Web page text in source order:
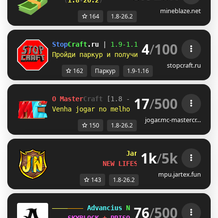
mineblaze.net
164 1.8-26.2
StopCraft.ru 1.9-1.16 | Честный сервер
Пройди паркур и получи донат бесплатно!
4/100
stopcraft.ru
162 Паркур 1.9-1.16
O MasterCraft [1.8 - 26.2] ●
Venha jogar no melhor RankUP!! Resetamos!
17/500
jogar.mc-mastercr…
150 1.8-26.2
Jartex Network
NEW LIFESTEAL SEASON
1k/5k
mpu.jartex.fun
143 1.8-26.2
Advancius Network [1.8 - 26.2]
76/500